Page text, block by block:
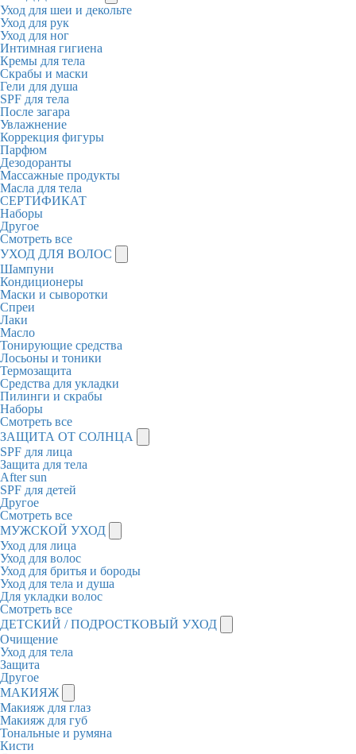
Уход для шеи и декольте
Уход для рук
Уход для ног
Интимная гигиена
Кремы для тела
Скрабы и маски
Гели для душа
SPF для тела
После загара
Увлажнение
Коррекция фигуры
Парфюм
Дезодоранты
Массажные продукты
Масла для тела
СЕРТИФИКАТ
Наборы
Другое
Смотреть все
УХОД ДЛЯ ВОЛОС
Шампуни
Кондиционеры
Маски и сыворотки
Спреи
Лаки
Масло
Тонирующие средства
Лосьоны и тоники
Термозащита
Средства для укладки
Пилинги и скрабы
Наборы
Смотреть все
ЗАЩИТА ОТ СОЛНЦА
SPF для лица
Защита для тела
After sun
SPF для детей
Другое
Смотреть все
МУЖСКОЙ УХОД
Уход для лица
Уход для волос
Уход для бритья и бороды
Уход для тела и душа
Для укладки волос
Смотреть все
ДЕТСКИЙ / ПОДРОСТКОВЫЙ УХОД
Очищение
Уход для тела
Защита
Другое
МАКИЯЖ
Макияж для глаз
Макияж для губ
Тональные и румяна
Кисти